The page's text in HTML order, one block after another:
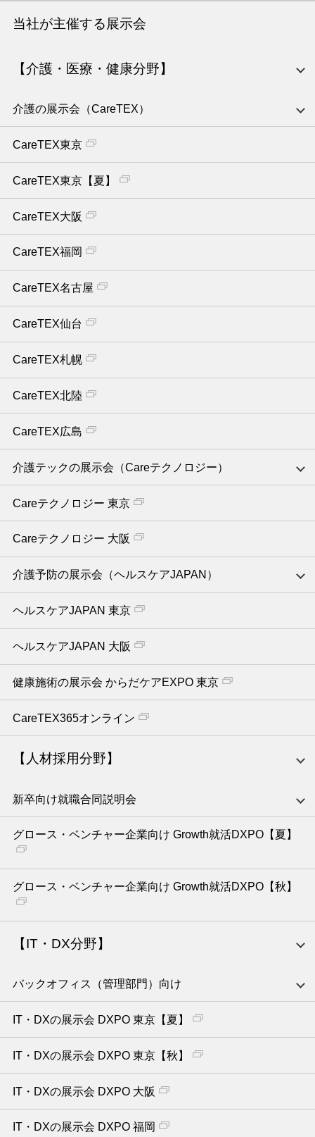
当社が主催する展示会
【介護・医療・健康分野】
介護の展示会（CareTEX）
CareTEX東京
CareTEX東京【夏】
CareTEX大阪
CareTEX福岡
CareTEX名古屋
CareTEX仙台
CareTEX札幌
CareTEX北陸
CareTEX広島
介護テックの展示会（Careテクノロジー）
Careテクノロジー 東京
Careテクノロジー 大阪
介護予防の展示会（ヘルスケアJAPAN）
ヘルスケアJAPAN 東京
ヘルスケアJAPAN 大阪
健康施術の展示会 からだケアEXPO 東京
CareTEX365オンライン
【人材採用分野】
新卒向け就職合同説明会
グロース・ベンチャー企業向け Growth就活DXPO【夏】
グロース・ベンチャー企業向け Growth就活DXPO【秋】
【IT・DX分野】
バックオフィス（管理部門）向け
IT・DXの展示会 DXPO 東京【夏】
IT・DXの展示会 DXPO 東京【秋】
IT・DXの展示会 DXPO 大阪
IT・DXの展示会 DXPO 福岡